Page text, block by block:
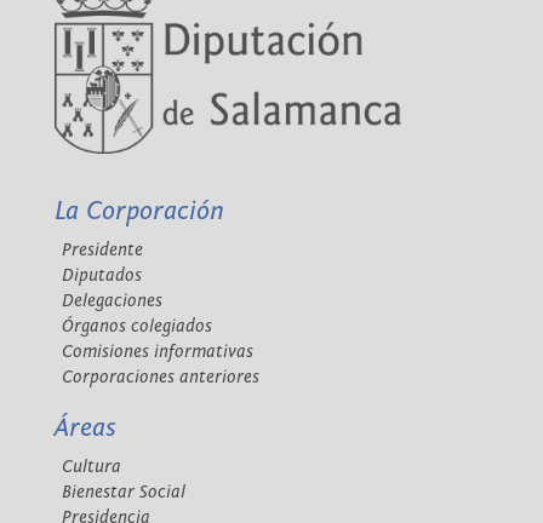
La Corporación
Presidente
Diputados
Delegaciones
Órganos colegiados
Comisiones informativas
Corporaciones anteriores
Áreas
Cultura
Bienestar Social
Presidencia